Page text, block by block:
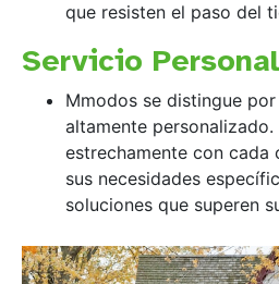
que resisten el paso del
Servicio
Mmodos se distingue
altamente
estrechamente con cada
sus necesidades
soluciones que superen